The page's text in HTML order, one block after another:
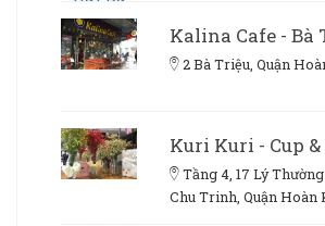
Kalina Cafe - Bà
2 Bà Triệu, Quận
Kuri Kuri - Cup &
Tầng 4, 17 Lý
Chu Trinh, Quận Hoàn